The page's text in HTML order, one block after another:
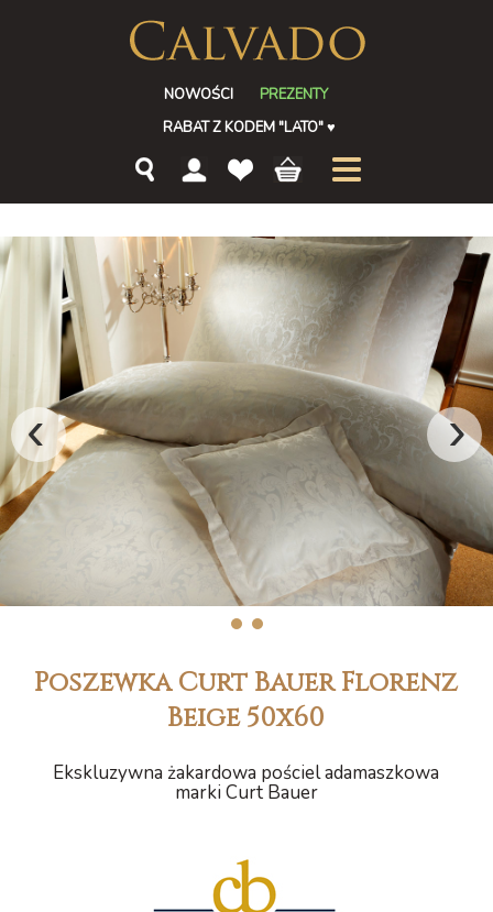
NOWOŚCI
PREZENTY
RABAT Z KODEM "LATO"♥
‹ ›
1 2
Poszewka Curt Bauer Florenz
Beige 50x60
Ekskluzywna żakardowa pościel adamaszkowa
marki Curt Bauer